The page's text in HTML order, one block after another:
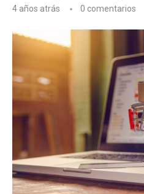
4 años atrás 0 comentarios